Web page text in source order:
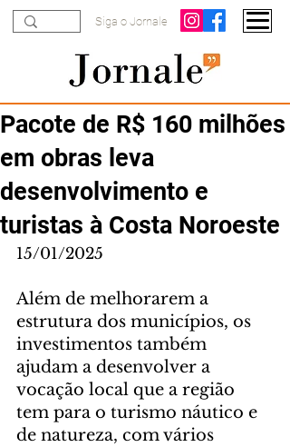
Siga o Jornale
Pacote de R$ 160 milhões
em obras leva
desenvolvimento e
turistas à Costa Noroeste
15/01/2025
Além de melhorarem a
estrutura dos municípios, os
investimentos também
ajudam a desenvolver a
vocação local que a região
tem para o turismo náutico e
de natureza, com vários